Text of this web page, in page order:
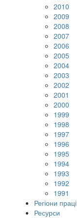
2010
2009
2008
2007
2006
2005
2004
2003
2002
2001
2000
1999
1998
1997
1996
1995
1994
1993
1992
1991
Регіони праці
Ресурси